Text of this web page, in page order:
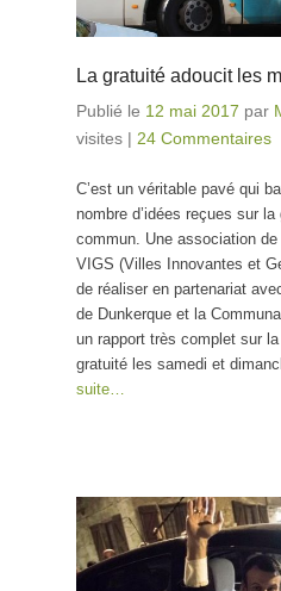
La gratuité adoucit les
Publié le 12 mai 2017 par
visites | 24 Commentaires
C’est un véritable pavé qui
nombre d’idées reçues sur
commun. Une association
VIGS (Villes Innovantes et
de réaliser en partenariat
de Dunkerque et la
un rapport très complet sur
gratuité les samedi et
suite…